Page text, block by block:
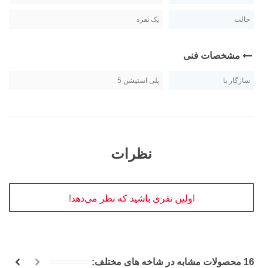
حالت یک نفره
مشخصات فنی
سازگار با پلی استیشن 5
نظرات
اولین نفری باشید که نظر می‌دهد!
16 محصولات مشابه در شاخه های مختلف: